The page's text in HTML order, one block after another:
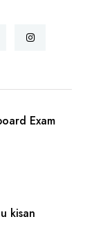
Exam
kisan